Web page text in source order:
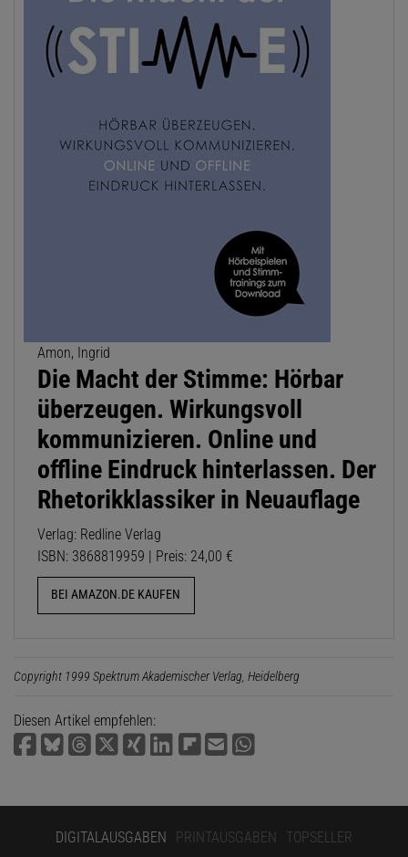
Amon, Ingrid
Die Macht der Stimme: Hörbar
überzeugen. Wirkungsvoll
kommunizieren. Online und
offline Eindruck hinterlassen. Der
Rhetorikklassiker in Neuauflage
Verlag: Redline Verlag
ISBN: 3868819959 | Preis: 24,00 €
BEI AMAZON.DE KAUFEN
Copyright 1999 Spektrum Akademischer Verlag, Heidelberg
Diesen Artikel empfehlen:
DIGITALAUSGABEN PRINTAUSGABEN TOPSELLER